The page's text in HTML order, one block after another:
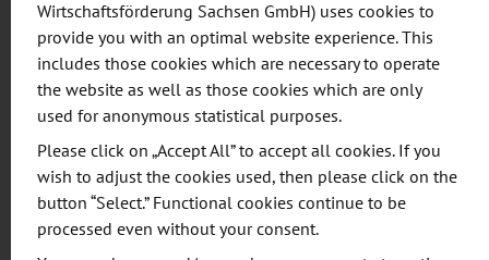
Informieren Sie sich über eine der dynamischsten
Regionen in Deutschland auf einer der wichtigsten
Veranstaltungen in Europa zum Thema Zero Carbon
Economy - der London Climate Technology Show.
Vertreter der Wirtschaftsförderung Sachsen GmbH
(WFS) werden für Sie da sein.
Die WFS ist Dienstleister für Unternehmen aus
Wirtschaftsförderung Sachsen GmbH) uses cookies to
provide you with an optimal website experience. This
includes those cookies which are necessary to operate
the website as well as those cookies which are only
used for anonymous statistical purposes.
Please click on „Accept All” to accept all cookies. If you
wish to adjust the cookies used, then please click on the
button “Select.” Functional cookies continue to be
processed even without your consent.